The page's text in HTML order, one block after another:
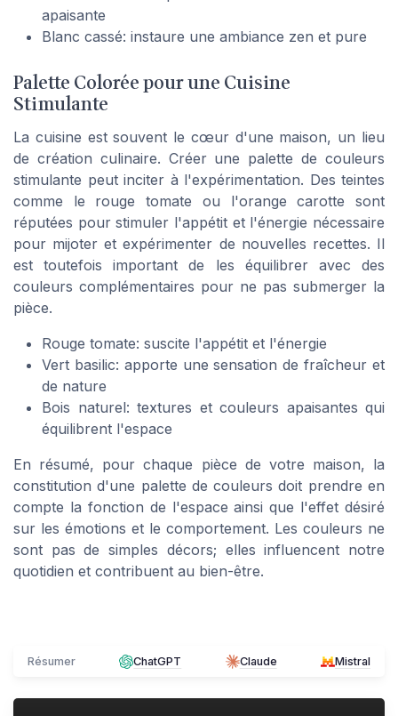
apaisante
Blanc cassé: instaure une ambiance zen et pure
Palette Colorée pour une Cuisine
Stimulante
La cuisine est souvent le cœur d'une maison, un lieu
de création culinaire. Créer une palette de couleurs
stimulante peut inciter à l'expérimentation. Des teintes
comme le rouge tomate ou l'orange carotte sont
réputées pour stimuler l'appétit et l'énergie nécessaire
pour mijoter et expérimenter de nouvelles recettes. Il
est toutefois important de les équilibrer avec des
couleurs complémentaires pour ne pas submerger la
pièce.
Rouge tomate: suscite l'appétit et l'énergie
Vert basilic: apporte une sensation de fraîcheur et
de nature
Bois naturel: textures et couleurs apaisantes qui
équilibrent l'espace
En résumé, pour chaque pièce de votre maison, la
constitution d'une palette de couleurs doit prendre en
compte la fonction de l'espace ainsi que l'effet désiré
sur les émotions et le comportement. Les couleurs ne
sont pas de simples décors; elles influencent notre
quotidien et contribuent au bien-être.
Résumer ChatGPT Claude Mistral